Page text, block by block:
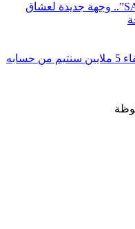
افتتاح مطعم “SANTORINI FISH”.. وجهة جديدة لعشاق
عامل توصيل بطنجة يشتكي اختفاء 5 ملايين سنتيم من حسابه